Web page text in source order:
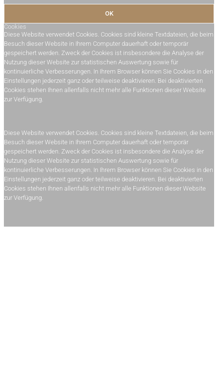
OK
Cookies
Diese Website verwendet Cookies. Cookies sind kleine Textdateien, die beim
Besuch dieser Website in Ihrem Computer dauerhaft oder temporär
gespeichert werden. Zweck der Cookies ist insbesondere die Analyse der
Nutzung dieser Website zur statistischen Auswertung sowie für
kontinuierliche Verbesserungen. In Ihrem Browser können Sie Cookies in den
Einstellungen jederzeit ganz oder teilweise deaktivieren. Bei deaktivierten
Cookies stehen Ihnen allenfalls nicht mehr alle Funktionen dieser Website
zur Verfügung.
Diese Website verwendet Cookies. Cookies sind kleine Textdateien, die beim
Besuch dieser Website in Ihrem Computer dauerhaft oder temporär
gespeichert werden. Zweck der Cookies ist insbesondere die Analyse der
Nutzung dieser Website zur statistischen Auswertung sowie für
kontinuierliche Verbesserungen. In Ihrem Browser können Sie Cookies in den
Einstellungen jederzeit ganz oder teilweise deaktivieren. Bei deaktivierten
Cookies stehen Ihnen allenfalls nicht mehr alle Funktionen dieser Website
zur Verfügung.